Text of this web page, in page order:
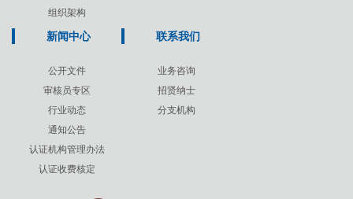
组织架构
新闻中心
公开文件
审核员专区
行业动态
通知公告
认证机构管理办法
认证收费核定
联系我们
业务咨询
招贤纳士
分支机构